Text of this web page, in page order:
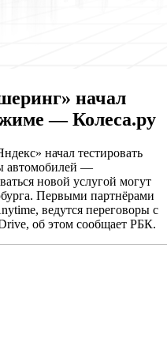
начал
— Колеса.ру
начал тестировать
автомобилей —
новой услугой могут
Первыми партнёрами
ведутся переговоры с
об этом сообщает РБК.